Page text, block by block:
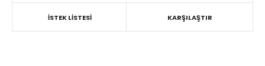
İSTEK LİSTESİ KARŞILAŞTIR